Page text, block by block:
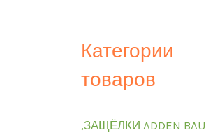
Категории
товаров
,ЗАЩЁЛКИ ADDEN